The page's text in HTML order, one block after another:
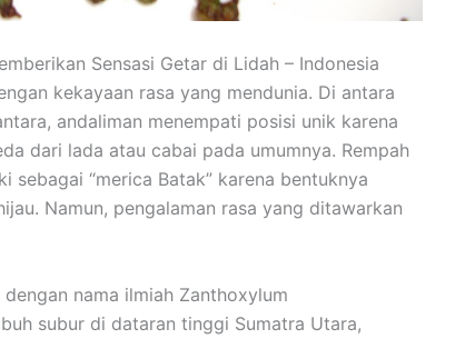
Sensasi Getar di Lidah – Indonesia
kekayaan rasa yang mendunia. Di antara
andaliman menempati posisi unik karena
dari lada atau cabai pada umumnya. Rempah
sebagai “merica Batak” karena bentuknya
Namun, pengalaman rasa yang ditawarkan
nama ilmiah Zanthoxylum
subur di dataran tinggi Sumatra Utara,